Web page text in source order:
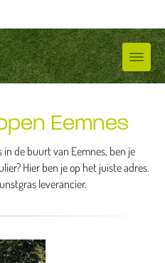
Eemnes
in de buurt van Eemnes, ben je
Hier ben je op het juiste adres.
leverancier.